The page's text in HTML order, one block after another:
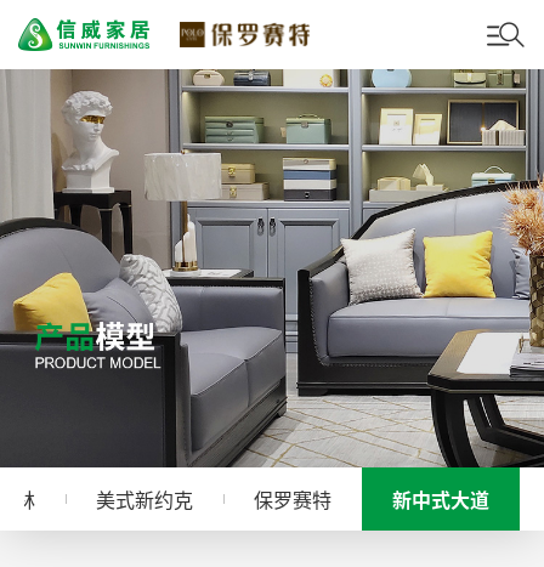
林 美式新约克 保罗赛特 新中式大道